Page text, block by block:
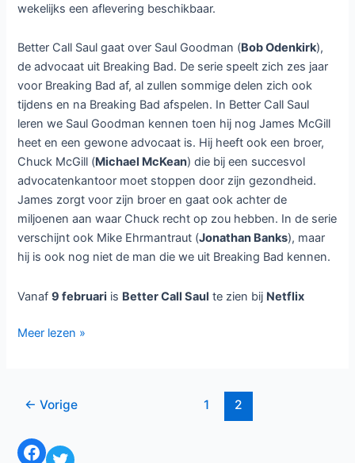
wekelijks een aflevering beschikbaar.
Better Call Saul gaat over Saul Goodman (Bob Odenkirk),
de advocaat uit Breaking Bad. De serie speelt zich zes jaar
voor Breaking Bad af, al zullen sommige delen zich ook
tijdens en na Breaking Bad afspelen. In Better Call Saul
leren we Saul Goodman kennen toen hij nog James McGill
heet en een gewone advocaat is. Hij heeft ook een broer,
Chuck McGill (Michael McKean) die bij een succesvol
advocatenkantoor moet stoppen door zijn gezondheid.
James zorgt voor zijn broer en gaat ook achter de
miljoenen aan waar Chuck recht op zou hebben. In de serie
verschijnt ook Mike Ehrmantraut (Jonathan Banks), maar
hij is ook nog niet de man die we uit Breaking Bad kennen.
Vanaf9 februari is Better Call Saul te zien bij Netflix
Breaking
Better
Saul
Meer lezen »
Bericht
← Vorige 1 2
Facebook Twitter